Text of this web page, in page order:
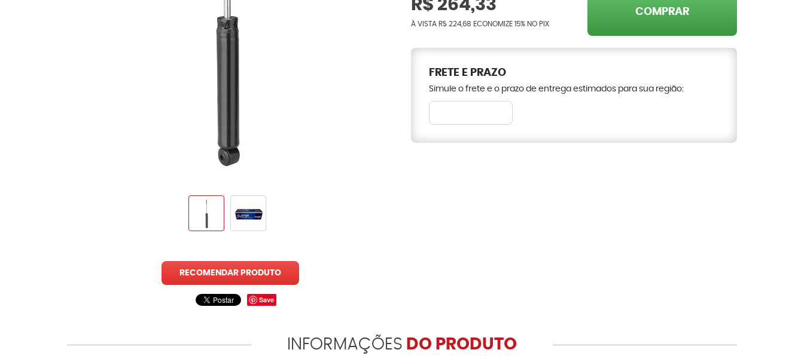
RECOMENDAR PRODUTO
Save
R$ 264,33
À VISTA R$ 224,68 ECONOMIZE 15% NO PIX
COMPRAR
FRETE E PRAZO
Simule o frete e o prazo de entrega estimados para sua região:
INFORMAÇÕES DO PRODUTO